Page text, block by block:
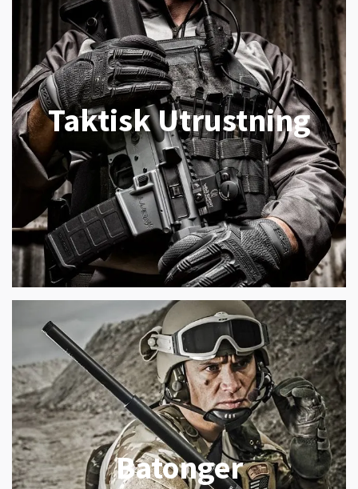
Taktisk Utrustning
Batonger